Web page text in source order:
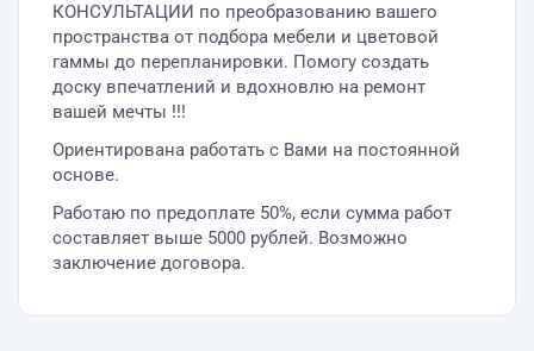
КОНСУЛЬТАЦИИ по преобразованию вашего
пространства от подбора мебели и цветовой
гаммы до перепланировки. Помогу создать
доску впечатлений и вдохновлю на ремонт
вашей мечты !!!
Ориентирована работать с Вами на постоянной
основе.
Работаю по предоплате 50%, если сумма работ
составляет выше 5000 рублей. Возможно
заключение договора.